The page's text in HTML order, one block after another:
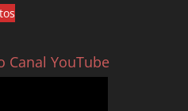
Canal YouTube